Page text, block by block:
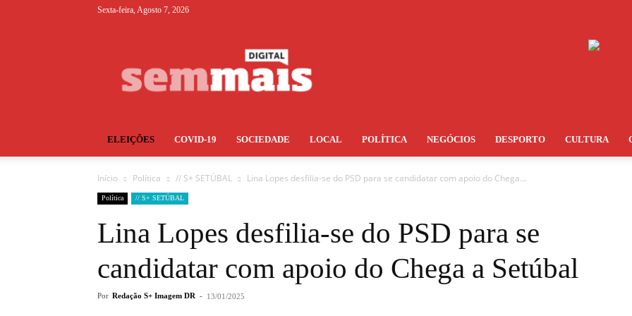
Sexta-feira, Agosto 7, 2026
ELEIÇÕES COVID-19 SOCIEDADE LOCAL POLÍTICA NEGÓCIOS DESPORTO CULTURA
Início Política // S+ SETÚBAL Lina Lopes desfilia-se do PSD para se candidatar com apoio do Chega...
Política // S+ SETÚBAL
Lina Lopes desfilia-se do PSD para se
candidatar com apoio do Chega a Setúbal
Por Redação S+ Imagem DR - 13/01/2025